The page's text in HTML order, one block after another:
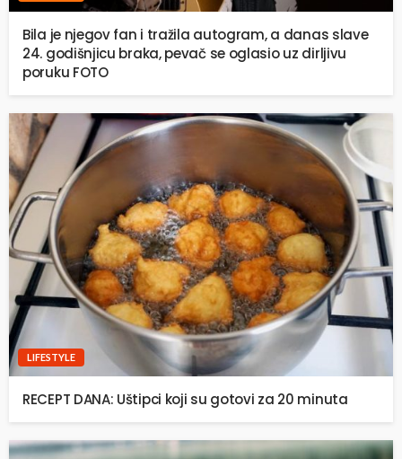
Bila je njegov fan i tražila autogram, a danas slave
24. godišnjicu braka, pevač se oglasio uz dirljivu
poruku FOTO
LIFESTYLE
RECEPT DANA: Uštipci koji su gotovi za 20 minuta